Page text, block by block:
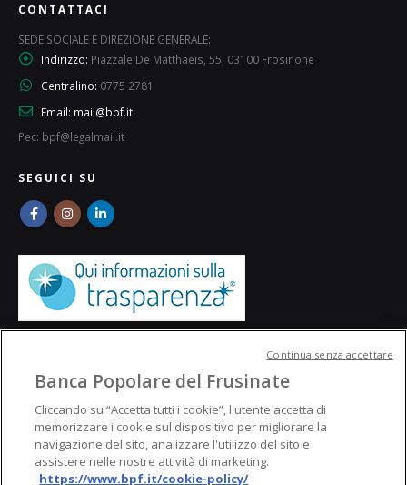
CONTATTACI
SEDE SOCIALE E DIREZIONE GENERALE:
Indirizzo: Piazzale De Matthaeis, 55, 03100 Frosinone
Centralino: 0775 2781
Email: mail@bpf.it
Pec: bpf@legalmail.it
SEGUICI SU
Banca Popolare del Frusinate
Cliccando su “Accetta tutti i cookie”, l'utente accetta di
memorizzare i cookie sul dispositivo per migliorare la
navigazione del sito, analizzare l'utilizzo del sito e
assistere nelle nostre attività di marketing.
https://www.bpf.it/cookie-policy/
Continua senza accettare